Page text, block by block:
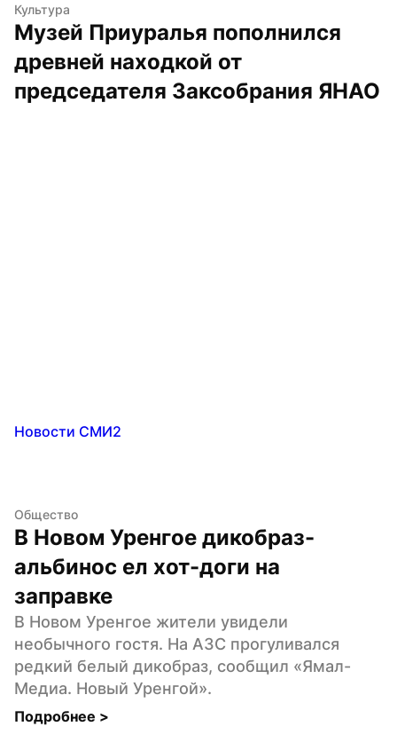
Культура
Музей Приуралья пополнился
древней находкой от
председателя Заксобрания ЯНАО
Новости СМИ2
Общество
В Новом Уренгое дикобраз-
альбинос ел хот-доги на
заправке
В Новом Уренгое жители увидели
необычного гостя. На АЗС прогуливался
редкий белый дикобраз, сообщил «Ямал-
Медиа. Новый Уренгой».
Подробнее >